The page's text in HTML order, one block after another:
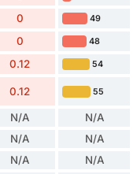
0 49
0 48
0.12 54
0.12 55
N/A N/A
N/A N/A
N/A N/A